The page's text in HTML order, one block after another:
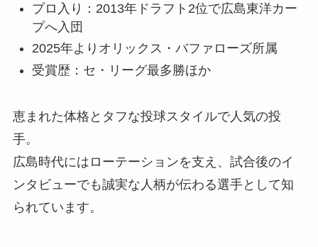
プロ入り：2013年ドラフト2位で広島東洋カー
プへ入団
2025年よりオリックス・バファローズ所属
受賞歴：セ・リーグ最多勝ほか
恵まれた体格とタフな投球スタイルで人気の投
手。
広島時代にはローテーションを支え、試合後のイ
ンタビューでも誠実な人柄が伝わる選手として知
られています。